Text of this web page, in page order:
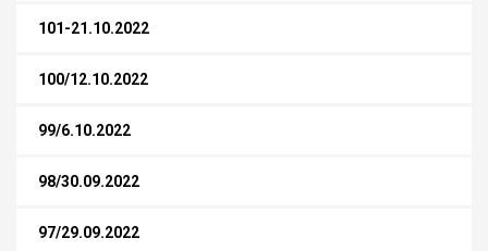
101-21.10.2022
100/12.10.2022
99/6.10.2022
98/30.09.2022
97/29.09.2022